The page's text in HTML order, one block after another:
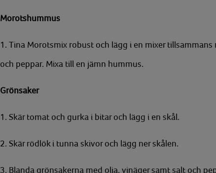
Morotshummus
1. Tina Morotsmix robust och lägg i en mixer
och peppar. Mixa till en jämn hummus.
Grönsaker
1. Skär tomat och gurka i bitar och lägg i en skål.
2. Skär rödlök i tunna skivor och lägg ner skålen.
3. Blanda grönsakerna med olja, vinäger samt salt och